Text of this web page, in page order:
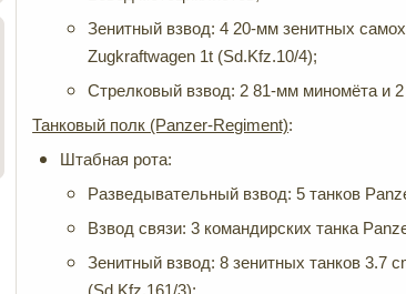
Зенитный взвод: 4 20-мм зенитных
Zugkraftwagen 1t (Sd.Kfz.10/4);
Стрелковый взвод: 2 81-мм миномёта и
Танковый полк (Panzer-Regiment):
Штабная рота:
Разведывательный взвод: 5 танков
Взвод связи: 3 командирских танка
Зенитный взвод: 8 зенитных танков 3.7